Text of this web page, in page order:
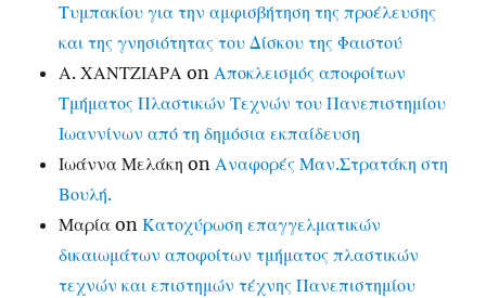
Τυμπακίου για την αμφισβήτηση της προέλευσης
και της γνησιότητας του Δίσκου της Φαιστού
Α. ΧΑΝΤΖΙΑΡΑ onΑποκλεισμός αποφοίτων
Τμήματος Πλαστικών Τεχνών του Πανεπιστημίου
Ιωαννίνων από τη δημόσια εκπαίδευση
Ιωάννα Μελάκη onΑναφορές Μαν.Στρατάκη στη
Βουλή.
Μαρία onΚατοχύρωση επαγγελματικών
δικαιωμάτων αποφοίτων τμήματος πλαστικών
τεχνών και επιστημών τέχνης Πανεπιστημίου